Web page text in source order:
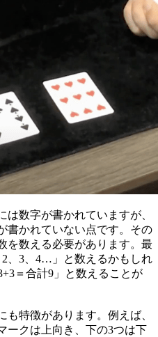
数字が書かれていますが、
書かれていない点です。その
を数える必要があります。最
、3、4…」と数えるかもしれ
＝合計9」と数えることが
も特徴があります。例えば、
ークは上向き、下の3つは下